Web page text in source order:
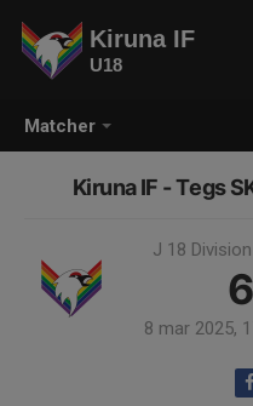
Matcher
Kiruna IF
U18
Kiruna IF - Tegs
J 18
8 mar 2025,